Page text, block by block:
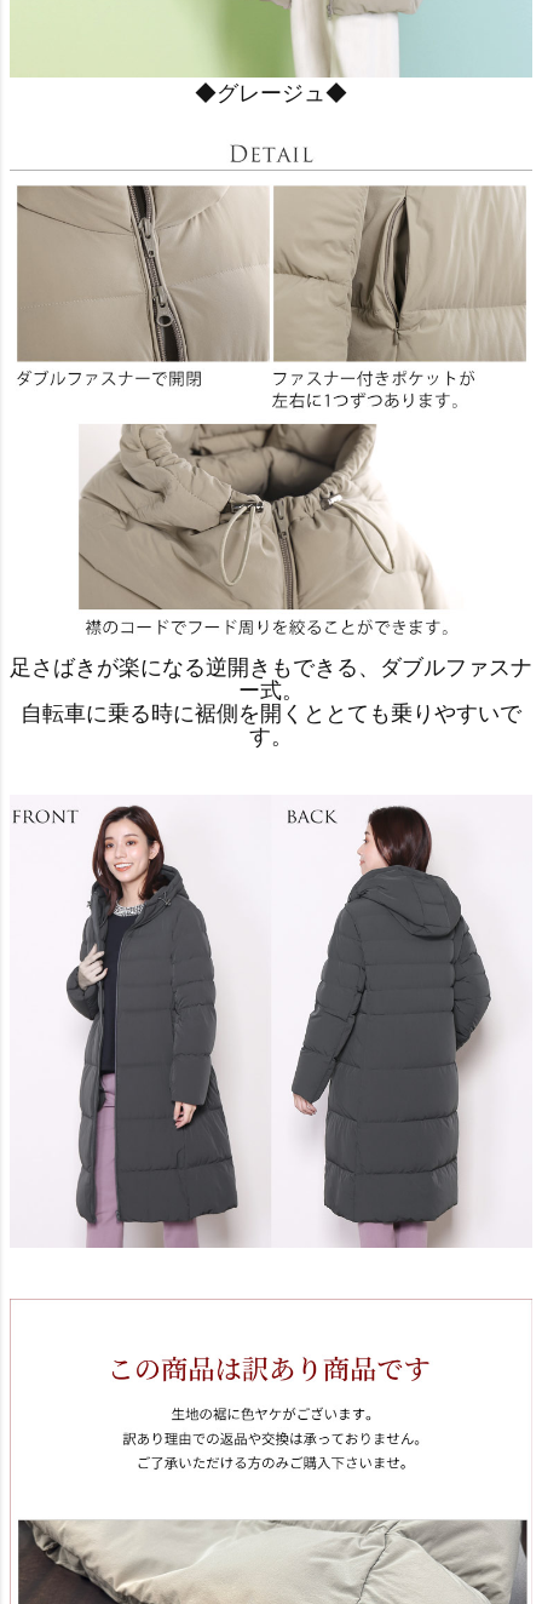
◆グレージュ◆
足さばきが楽になる逆開きもできる、ダブルファスナ
ー式。
自転車に乗る時に裾側を開くととても乗りやすいで
す。